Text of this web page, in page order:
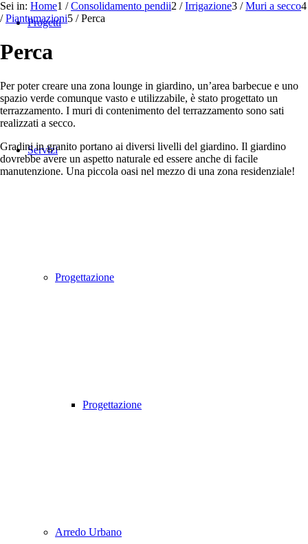
Progetti
Servizi
Progettazione
Progettazione
Arredo Urbano
Sei in: Home1 / Consolidamento pendii2 / Irrigazione3 / Muri a secco4
/ Piantumazioni5 / Perca
Perca
Per poter creare una zona lounge in giardino, un’area barbecue e uno
spazio verde comunque vasto e utilizzabile, è stato progettato un
terrazzamento. I muri di contenimento del terrazzamento sono sati
realizzati a secco.
Gradini in granito portano ai diversi livelli del giardino. Il giardino
dovrebbe avere un aspetto naturale ed essere anche di facile
manutenzione. Una piccola oasi nel mezzo di una zona residenziale!